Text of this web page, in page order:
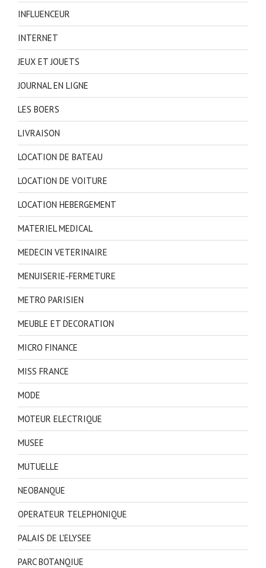
INFLUENCEUR
INTERNET
JEUX ET JOUETS
JOURNAL EN LIGNE
LES BOERS
LIVRAISON
LOCATION DE BATEAU
LOCATION DE VOITURE
LOCATION HEBERGEMENT
MATERIEL MEDICAL
MEDECIN VETERINAIRE
MENUISERIE-FERMETURE
METRO PARISIEN
MEUBLE ET DECORATION
MICRO FINANCE
MISS FRANCE
MODE
MOTEUR ELECTRIQUE
MUSEE
MUTUELLE
NEOBANQUE
OPERATEUR TELEPHONIQUE
PALAIS DE L'ELYSEE
PARC BOTANQIUE